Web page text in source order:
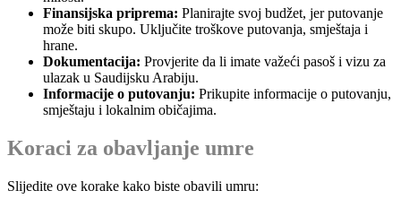
Finansijska priprema: Planirajte svoj budžet, jer putovanje
može biti skupo. Uključite troškove putovanja, smještaja i
hrane.
Dokumentacija: Provjerite da li imate važeći pasoš i vizu za
ulazak u Saudijsku Arabiju.
Informacije o putovanju: Prikupite informacije o putovanju,
smještaju i lokalnim običajima.
Koraci za obavljanje umre
Slijedite ove korake kako biste obavili umru: